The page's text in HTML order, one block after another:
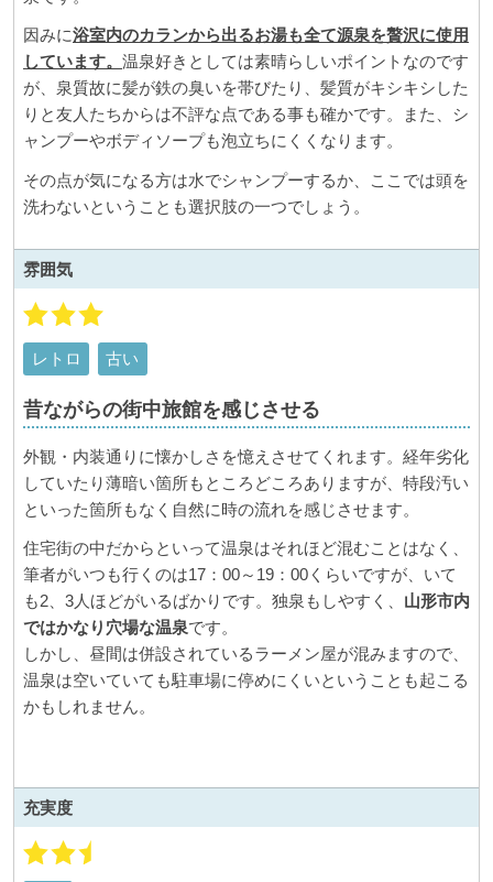
因みに浴室内のカランから出るお湯も全て源泉を贅沢に使用
しています。 温泉好きとしては素晴らしいポイントなのです
が、泉質故に髪が鉄の臭いを帯びたり、髪質がキシキシした
りと友人たちからは不評な点である事も確かです。また、シ
ャンプーやボディソープも泡立ちにくくなります。
その点が気になる方は水でシャンプーするか、ここでは頭を
洗わないということも選択肢の一つでしょう。
雰囲気
レトロ 古い
昔ながらの街中旅館を感じさせる
外観・内装通りに懐かしさを憶えさせてくれます。経年劣化
していたり薄暗い箇所もところどころありますが、特段汚い
といった箇所もなく自然に時の流れを感じさせます。
住宅街の中だからといって温泉はそれほど混むことはなく、
筆者がいつも行くのは17：00～19：00くらいですが、いて
も2、3人ほどがいるばかりです。独泉もしやすく、 山形市内
ではかなり穴場な温泉です。
しかし、昼間は併設されているラーメン屋が混みますので、
温泉は空いていても駐車場に停めにくいということも起こる
かもしれません。
充実度